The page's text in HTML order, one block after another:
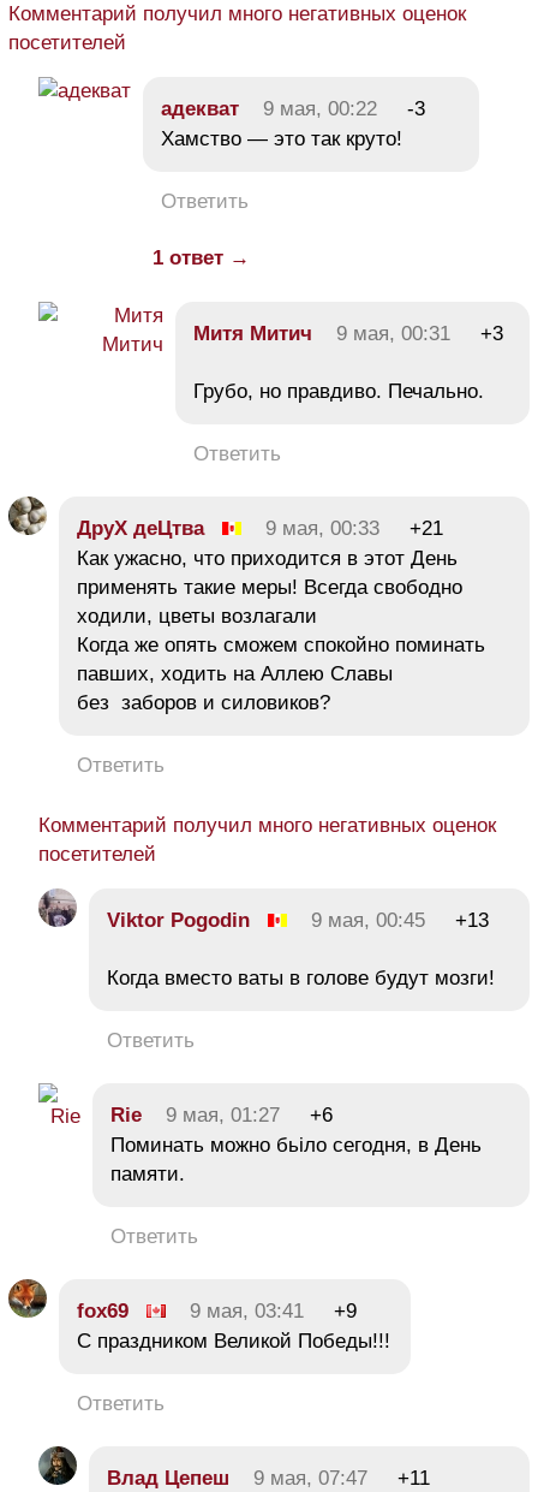
Комментарий получил много негативных оценок
посетителей
адекват 9 мая, 00:22
-3
Хамство — это так круто!
Ответить
1 ответ →
Митя Митич 9 мая, 00:31 +3
Грубо, но правдиво. Печально.
Ответить
ДруХ деЦтва 9 мая, 00:33
+21
Как ужасно, что приходится в этот День
применять такие меры! Всегда свободно
ходили, цветы возлагали
Когда же опять сможем спокойно поминать
павших, ходить на Аллею Славы
без заборов и силовиков?
Ответить
Комментарий получил много негативных оценок
посетителей
Viktor Pogodin 9 мая, 00:45 +13
Когда вместо ваты в голове будут мозги!
Ответить
Rie 9 мая, 01:27
+6
Поминать можно бьіло сегодня, в День
памяти.
Ответить
fox69 9 мая, 03:41
+9
С праздником Великой Победы!!!
Ответить
Влaд Цeпeш 9 мая, 07:47
+11